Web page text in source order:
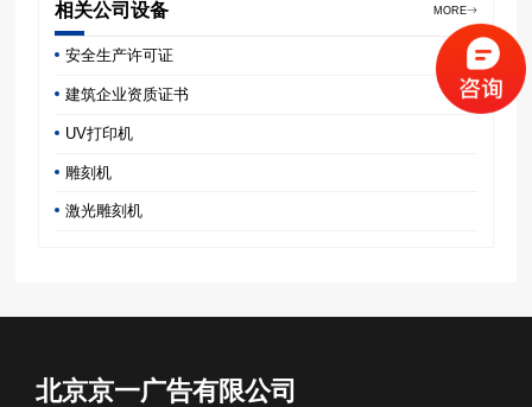
相关公司设备 MORE
安全生产许可证
建筑企业资质证书
UV打印机
雕刻机
激光雕刻机
北京京一广告有限公司